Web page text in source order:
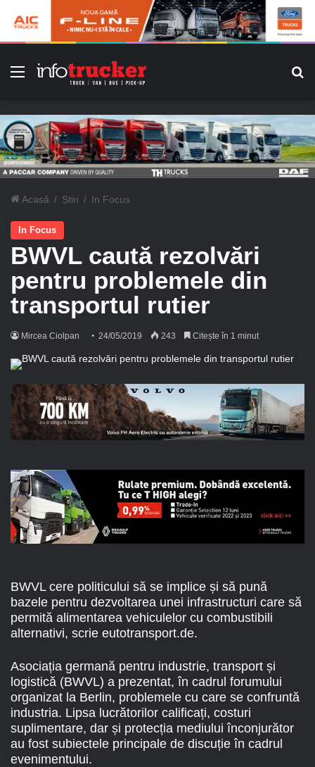
Meniu
Acasă / Știri / In Focus
In Focus
BWVL caută rezolvări
pentru problemele din
transportul rutier
Mircea Ciolpan 24/05/2019 243 Citește în 1 minut
BWVL cere politicului să se implice și să pună
bazele pentru dezvoltarea unei infrastructuri care să
permită alimentarea vehiculelor cu combustibili
alternativi, scrie eutotransport.de.
Asociația germană pentru industrie, transport și
logistică (BWVL) a prezentat, în cadrul forumului
organizat la Berlin, problemele cu care se confruntă
industria. Lipsa lucrătorilor calificați, costuri
suplimentare, dar și protecția mediului înconjurător
au fost subiectele principale de discuție în cadrul
evenimentului.